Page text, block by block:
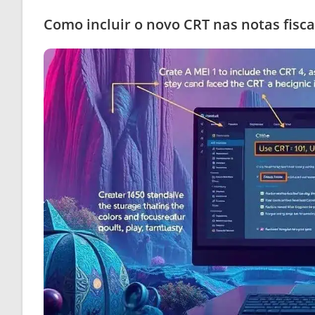
Como incluir o novo CRT nas notas